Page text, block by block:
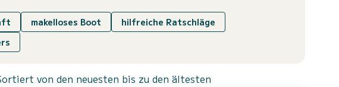
makelloses Boot
hilfreiche Ratschläge
von den neuesten bis zu den ältesten